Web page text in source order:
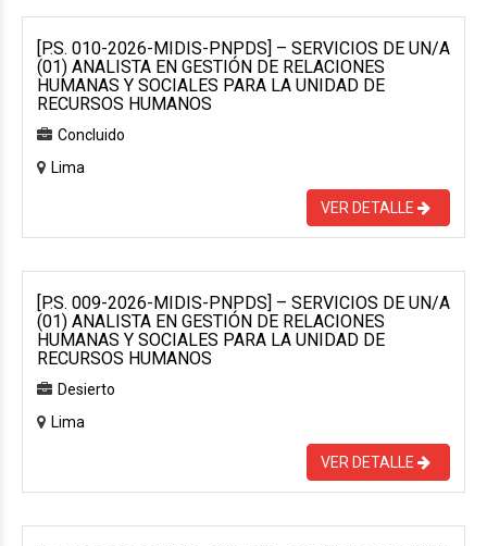
[P.S. 010-2026-MIDIS-PNPDS] – SERVICIOS DE UN/A
(01) ANALISTA EN GESTIÓN DE RELACIONES
HUMANAS Y SOCIALES PARA LA UNIDAD DE
RECURSOS HUMANOS
Concluido
Lima
VER DETALLE
[P.S. 009-2026-MIDIS-PNPDS] – SERVICIOS DE UN/A
(01) ANALISTA EN GESTIÓN DE RELACIONES
HUMANAS Y SOCIALES PARA LA UNIDAD DE
RECURSOS HUMANOS
Desierto
Lima
VER DETALLE